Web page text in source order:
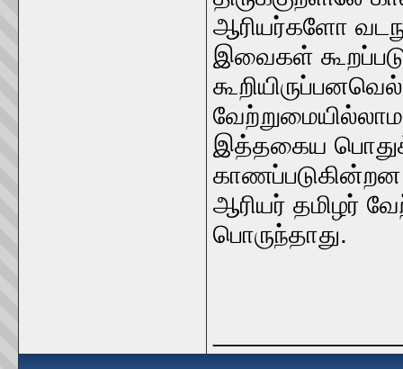
ஆரியர்களோ
இவைகள்‌
இத்தகைய
ஆரியர்‌ தமிழர்‌
பொருந்தாது.